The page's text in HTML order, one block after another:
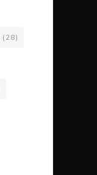
(28)